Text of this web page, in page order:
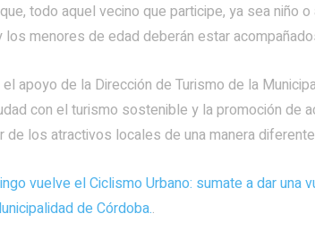
todo aquel vecino que participe, ya sea niño
menores de edad deberán estar
apoyo de la Dirección de Turismo de la
con el turismo sostenible y la promoción de
los atractivos locales de una manera
vuelve el Ciclismo Urbano: sumate a dar una
de Córdoba..